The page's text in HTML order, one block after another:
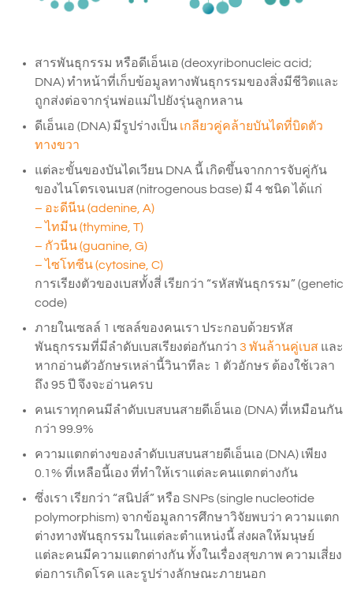
สารพันธุกรรม หรือดีเอ็นเอ (deoxyribonucleic acid;
DNA) ทำหน้าที่เก็บข้อมูลทางพันธุกรรมของสิ่งมีชีวิตและ
ถูกส่งต่อจากรุ่นพ่อแม่ไปยังรุ่นลูกหลาน
ดีเอ็นเอ (DNA) มีรูปร่างเป็น เกลียวคู่คล้ายบันไดที่บิดตัว
ทางขวา
แต่ละขั้นของบันไดเวียน DNA นี้ เกิดขึ้นจากการจับคู่กัน
ของไนโตรเจนเบส (nitrogenous base) มี 4 ชนิด ได้แก่
– อะดีนีน (adenine, A)
– ไทมีน (thymine, T)
– กัวนีน (guanine, G)
– ไซโทซีน (cytosine, C)
การเรียงตัวของเบสทั้งสี่ เรียกว่า “รหัสพันธุกรรม” (genetic
code)
ภายในเซลล์ 1 เซลล์ของคนเรา ประกอบด้วยรหัส
พันธุกรรมที่มีลำดับเบสเรียงต่อกันกว่า 3 พันล้านคู่เบส และ
หากอ่านตัวอักษรเหล่านี้วินาทีละ 1 ตัวอักษร ต้องใช้เวลา
ถึง 95 ปี จึงจะอ่านครบ
คนเราทุกคนมีลำดับเบสบนสายดีเอ็นเอ (DNA) ที่เหมือนกัน
กว่า 99.9%
ความแตกต่างของลำดับเบสบนสายดีเอ็นเอ (DNA) เพียง
0.1% ที่เหลือนี้เอง ที่ทำให้เราแต่ละคนแตกต่างกัน
ซึ่งเรา เรียกว่า “สนิปส์” หรือ SNPs (single nucleotide
polymorphism) จากข้อมูลการศึกษาวิจัยพบว่า ความแตก
ต่างทางพันธุกรรมในแต่ละตำแหน่งนี้ ส่งผลให้มนุษย์
แต่ละคนมีความแตกต่างกัน ทั้งในเรื่องสุขภาพ ความเสี่ยง
ต่อการเกิดโรค และรูปร่างลักษณะภายนอก